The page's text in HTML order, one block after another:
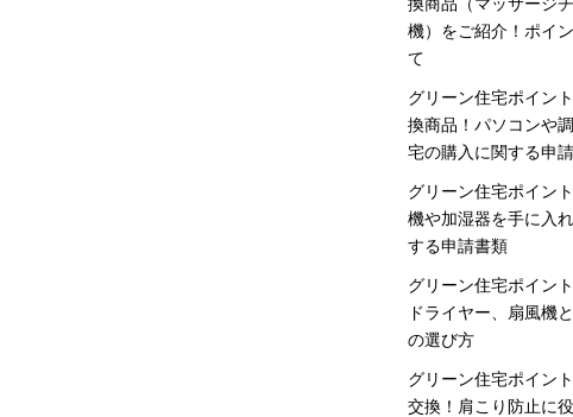
機）をご紹介！ポイ
て
グリーン住宅ポイン
換商品！パソコンや
宅の購入に関する申
グリーン住宅ポイン
機や加湿器を手に入
する申請書類
グリーン住宅ポイン
ドライヤー、扇風機
の選び方
グリーン住宅ポイン
交換！肩こり防止に